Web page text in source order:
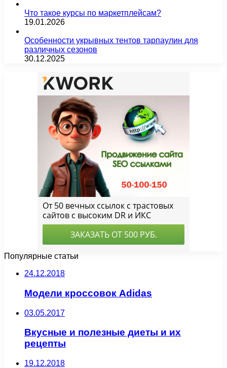
Что такое курсы по маркетплейсам?
19.01.2026
Особенности укрывных тентов тарпаулин для
различных сезонов
30.12.2025
Популярные статьи
24.12.2018
Модели кроссовок Adidas
03.05.2017
Вкусные и полезные диеты и их
рецепты
19.12.2018